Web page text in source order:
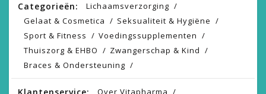
Categorieën:
Lichaamsverzorging
Gelaat & Cosmetica
Seksualiteit & Hygiëne
Sport & Fitness
Voedingssupplementen
Thuiszorg & EHBO
Zwangerschap & Kind
Braces & Ondersteuning
Over Vitapharma